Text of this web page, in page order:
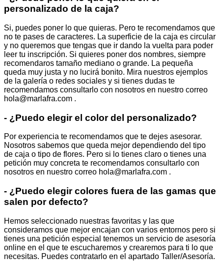
personalizado de la caja?
Si, puedes poner lo que quieras. Pero te recomendamos que
no te pases de caracteres. La superficie de la caja es circular
y no queremos que tengas que ir dando la vuelta para poder
leer tu inscripción. Si quieres poner dos nombres, siempre
recomendaros tamaño mediano o grande. La pequeña
queda muy justa y no lucirá bonito. Mira nuestros ejemplos
de la galería o redes sociales y si tienes dudas te
recomendamos consultarlo con nosotros en nuestro correo
hola@marlafra.com .
- ¿Puedo elegir el color del personalizado?
Por experiencia te recomendamos que te dejes asesorar.
Nosotros sabemos que queda mejor dependiendo del tipo
de caja o tipo de flores. Pero si lo tienes claro o tienes una
petición muy concreta te recomendamos consultarlo con
nosotros en nuestro correo hola@marlafra.com .
- ¿Puedo elegir colores fuera de las gamas que
salen por defecto?
Hemos seleccionado nuestras favoritas y las que
consideramos que mejor encajan con varios entornos pero si
tienes una petición especial tenemos un servicio de asesoría
online en el que te escucharemos y crearemos para ti lo que
necesitas. Puedes contratarlo en el apartado Taller/Asesoría.